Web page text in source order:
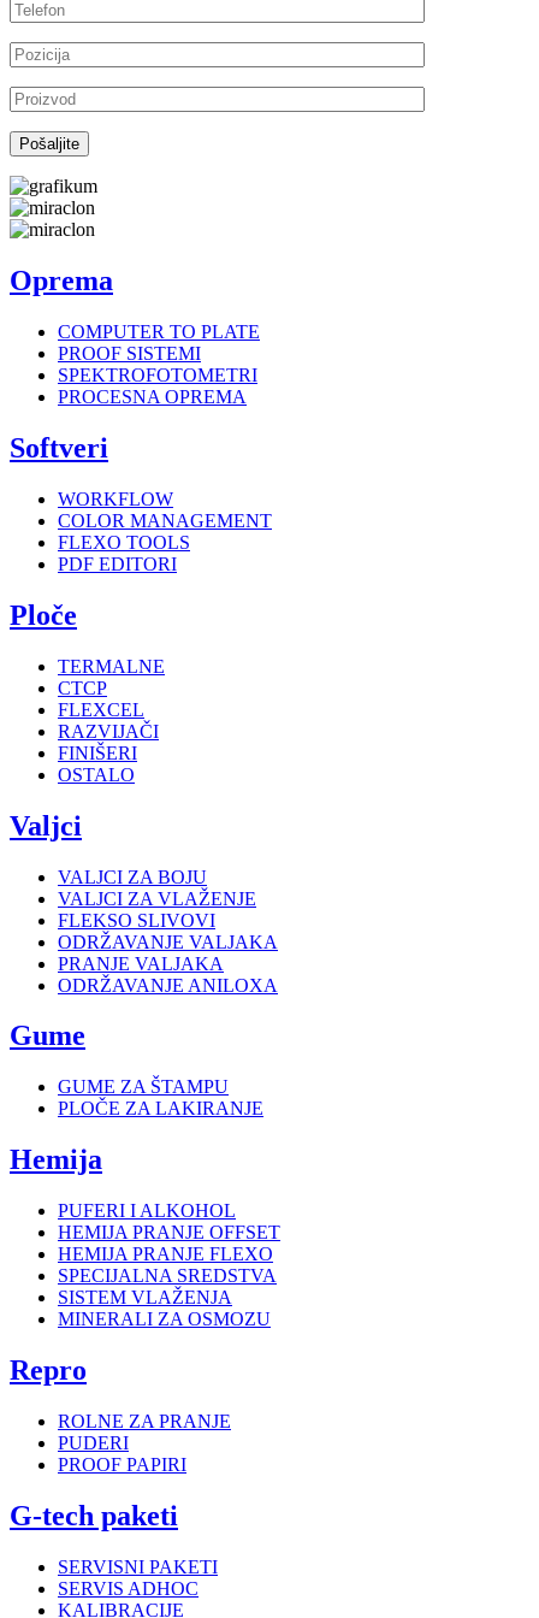
Oprema
COMPUTER TO PLATE
PROOF SISTEMI
SPEKTROFOTOMETRI
PROCESNA OPREMA
Softveri
WORKFLOW
COLOR MANAGEMENT
FLEXO TOOLS
PDF EDITORI
Ploče
TERMALNE
CTCP
FLEXCEL
RAZVIJAČI
FINIŠERI
OSTALO
Valjci
VALJCI ZA BOJU
VALJCI ZA VLAŽENJE
FLEKSO SLIVOVI
ODRŽAVANJE VALJAKA
PRANJE VALJAKA
ODRŽAVANJE ANILOXA
Gume
GUME ZA ŠTAMPU
PLOČE ZA LAKIRANJE
Hemija
PUFERI I ALKOHOL
HEMIJA PRANJE OFFSET
HEMIJA PRANJE FLEXO
SPECIJALNA SREDSTVA
SISTEM VLAŽENJA
MINERALI ZA OSMOZU
Repro
ROLNE ZA PRANJE
PUDERI
PROOF PAPIRI
G-tech paketi
SERVISNI PAKETI
SERVIS ADHOC
KALIBRACIJE